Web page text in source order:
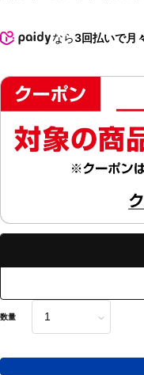
なら3回払いで月
数量